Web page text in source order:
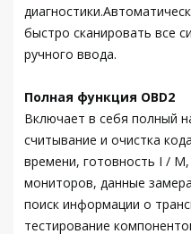
быстро сканировать все
ручного ввода.
Полная функция OBD2
Включает в себя полный
считывание и очистка
времени, готовность I /
мониторов, данные
поиск информации о
тестирование